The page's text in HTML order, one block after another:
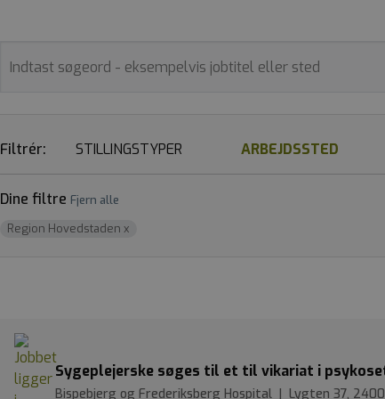
Filtrér: STILLINGSTYPER ARBEJDSSTED
Dine filtre Fjern alle
Region Hovedstadenx
Sygeplejerske søges til et til vikariat i
Bispebjerg og Frederiksberg Hospital | Lygten 37,